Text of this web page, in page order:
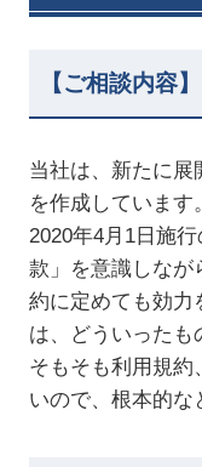
【ご相談内容】
当社は、新たに展
を作成しています。
2020年4月1日施
款」を意識しなが
約に定めても効力
は、どういったも
そもそも利用規約
いので、根本的な